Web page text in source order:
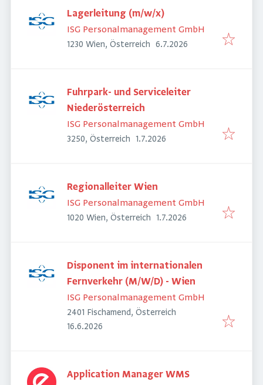
Lagerleitung (m/w/x)
ISG Personalmanagement GmbH
1230 Wien, Österreich Veröffentlicht
6.7.2026
Fuhrpark- und Serviceleiter
Niederösterreich
ISG Personalmanagement GmbH
3250, Österreich Veröffentlicht
1.7.2026
Regionalleiter Wien
ISG Personalmanagement GmbH
1020 Wien, Österreich Veröffentlicht
1.7.2026
Disponent im internationalen
Fernverkehr (M/W/D) - Wien
ISG Personalmanagement GmbH
2401 Fischamend, Österreich
Veröffentlicht
16.6.2026
Application Manager WMS